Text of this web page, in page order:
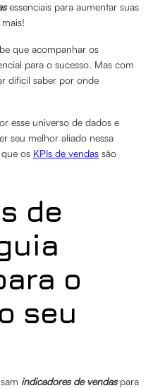
essenciais para aumentar suas
que acompanhar os
para o sucesso. Mas com
difícil saber por onde
esse universo de dados e
seu melhor aliado nessa
os KPIs de vendas são
de
o
seu
indicadores de vendaspara